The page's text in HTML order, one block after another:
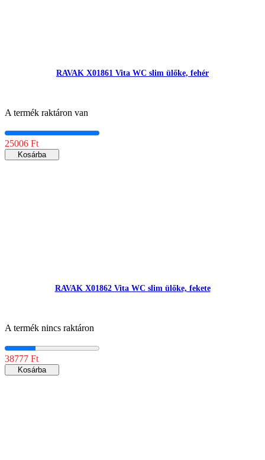
RAVAK X01861 Vita WC slim ülőke, fehér
A termék raktáron van
25006 Ft
Kosárba
RAVAK X01862 Vita WC slim ülőke, fekete
A termék nincs raktáron
38777 Ft
Kosárba